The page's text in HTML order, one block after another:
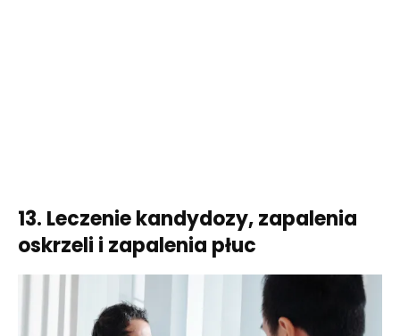
13. Leczenie kandydozy, zapalenia
oskrzeli i zapalenia płuc